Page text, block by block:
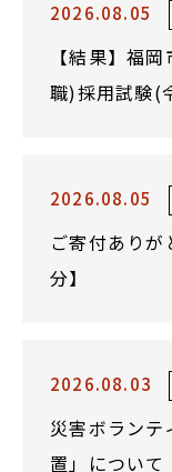
2026.08.05
【結果】福
職)採用試験(
2026.08.05
ご寄付あり
分】
2026.08.03
災害ボランテ
置」について